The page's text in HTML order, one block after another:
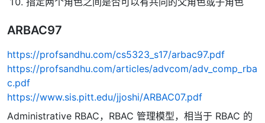
ARBAC97
https://profsandhu.com/cs5323_s17/arbac97.pdf
https://profsandhu.com/articles/advcom/adv_comp_rba
c.pdf
https://www.sis.pitt.edu/jjoshi/ARBAC07.pdf
Administrative RBAC，RBAC 管理模型，相当于 RBAC 的